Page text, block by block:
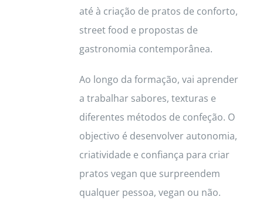
até à criação de pratos de conforto,
street food e propostas de
gastronomia contemporânea.
Ao longo da formação, vai aprender
a trabalhar sabores, texturas e
diferentes métodos de confeção. O
objectivo é desenvolver autonomia,
criatividade e confiança para criar
pratos vegan que surpreendem
qualquer pessoa, vegan ou não.